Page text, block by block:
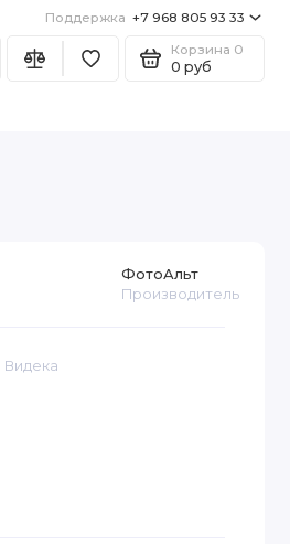
Поддержка +7 968 805 93 33
Корзина 0
0 руб
Видека
ФотоАльт
Производитель